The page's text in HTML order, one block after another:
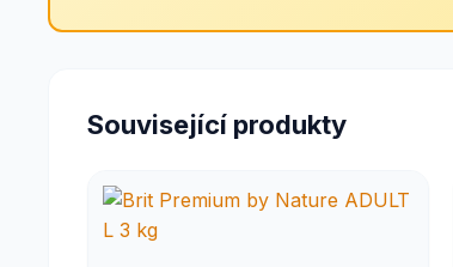
Související produkty